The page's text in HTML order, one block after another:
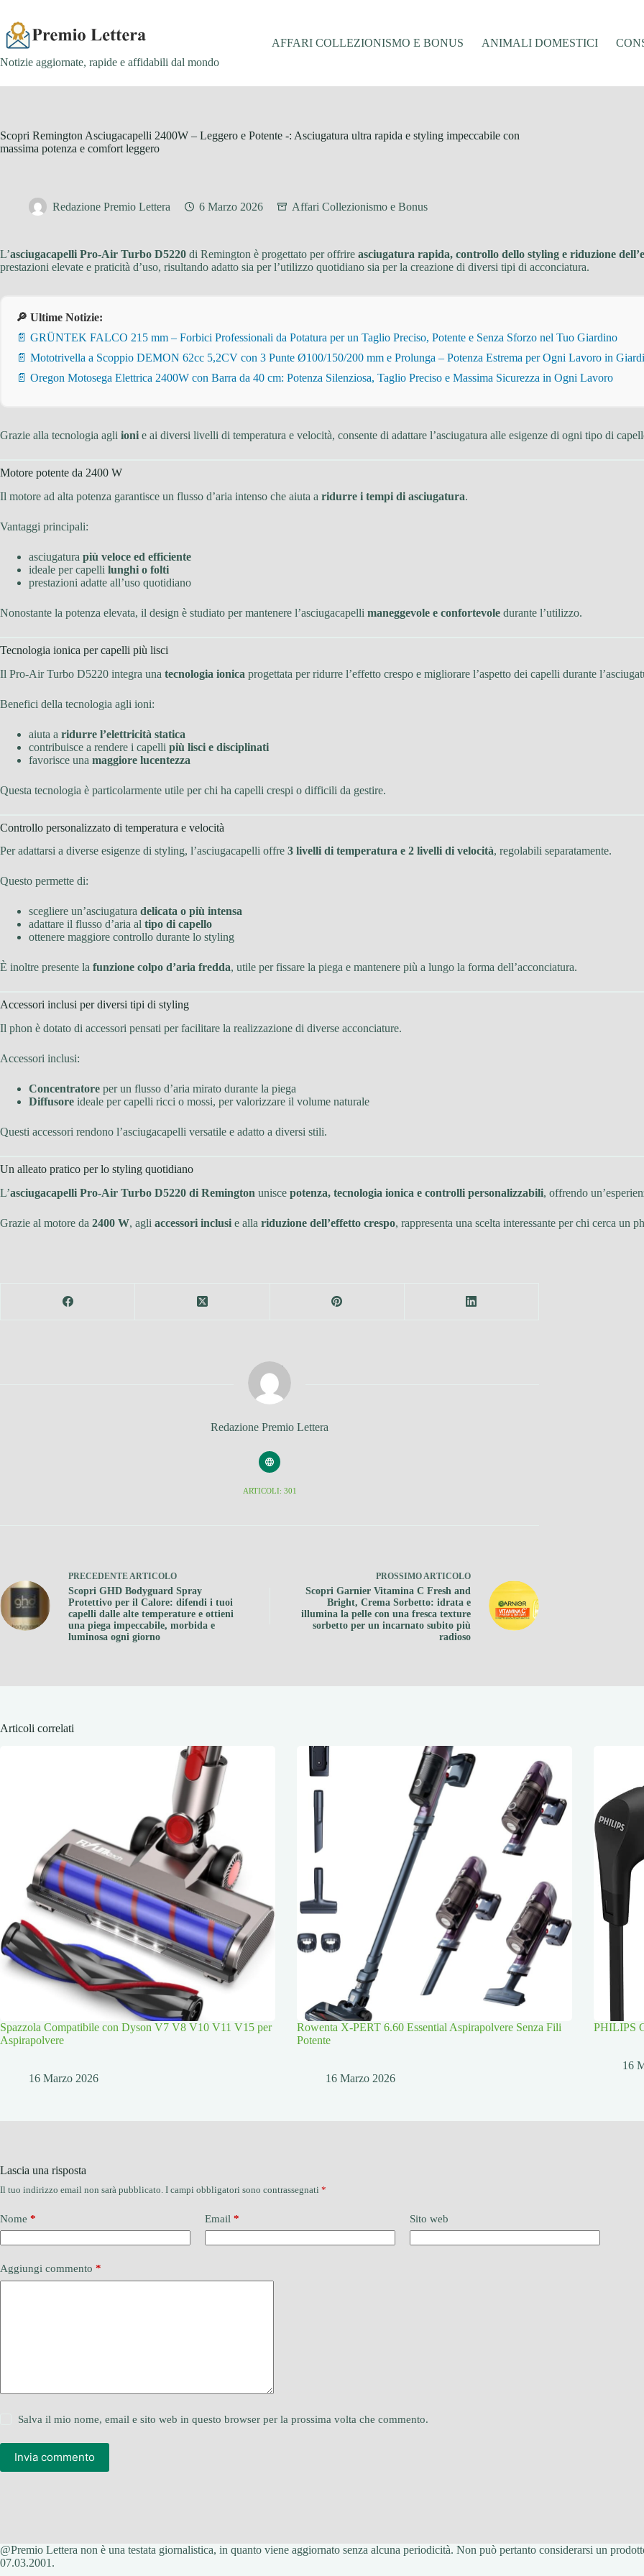
contenuto
Notizie aggiornate, rapide e affidabili dal mondo
AFFARI COLLEZIONISMO E BONUS ANIMALI DOMESTICI
Scopri Remington Asciugacapelli 2400W – Leggero e Potente -: Asciugatura ultra rapida e styling impeccabile con
massima potenza e comfort leggero
Redazione Premio Lettera 6 Marzo 2026 Affari Collezionismo e Bonus
L’asciugacapelli Pro-Air Turbo D5220 di Remington è progettato per offrire asciugatura rapida, controllo dello styling e riduzione
prestazioni elevate e praticità d’uso, risultando adatto sia per l’utilizzo quotidiano sia per la creazione di diversi tipi di acconciatura.
🔎 Ultime Notizie:
📄 GRÜNTEK FALCO 215 mm – Forbici Professionali da Potatura per un Taglio Preciso, Potente e Senza Sforzo nel Tuo Giardino
📄 Mototrivella a Scoppio DEMON 62cc 5,2CV con 3 Punte Ø100/150/200 mm e Prolunga – Potenza Estrema per Ogni Lavoro in
📄 Oregon Motosega Elettrica 2400W con Barra da 40 cm: Potenza Silenziosa, Taglio Preciso e Massima Sicurezza in Ogni Lavoro
Grazie alla tecnologia agli ioni e ai diversi livelli di temperatura e velocità, consente di adattare l’asciugatura alle esigenze di ogni tipo di
Motore potente da 2400 W
Il motore ad alta potenza garantisce un flusso d’aria intenso che aiuta a ridurre i tempi di asciugatura.
Vantaggi principali:
asciugatura più veloce ed efficiente
ideale per capelli lunghi o folti
prestazioni adatte all’uso quotidiano
Nonostante la potenza elevata, il design è studiato per mantenere l’asciugacapelli maneggevole e confortevole durante l’utilizzo.
Tecnologia ionica per capelli più lisci
Il Pro-Air Turbo D5220 integra una tecnologia ionica progettata per ridurre l’effetto crespo e migliorare l’aspetto dei capelli durante
Benefici della tecnologia agli ioni:
aiuta a ridurre l’elettricità statica
contribuisce a rendere i capelli più lisci e disciplinati
favorisce una maggiore lucentezza
Questa tecnologia è particolarmente utile per chi ha capelli crespi o difficili da gestire.
Controllo personalizzato di temperatura e velocità
Per adattarsi a diverse esigenze di styling, l’asciugacapelli offre 3 livelli di temperatura e 2 livelli di velocità, regolabili separatamente.
Questo permette di:
scegliere un’asciugatura delicata o più intensa
adattare il flusso d’aria al tipo di capello
ottenere maggiore controllo durante lo styling
È inoltre presente la funzione colpo d’aria fredda, utile per fissare la piega e mantenere più a lungo la forma dell’acconciatura.
Accessori inclusi per diversi tipi di styling
Il phon è dotato di accessori pensati per facilitare la realizzazione di diverse acconciature.
Accessori inclusi:
Concentratore per un flusso d’aria mirato durante la piega
Diffusore ideale per capelli ricci o mossi, per valorizzare il volume naturale
Questi accessori rendono l’asciugacapelli versatile e adatto a diversi stili.
Un alleato pratico per lo styling quotidiano
L’asciugacapelli Pro-Air Turbo D5220 di Remington unisce potenza, tecnologia ionica e controlli personalizzabili, offrendo
Grazie al motore da 2400 W, agli accessori inclusi e alla riduzione dell’effetto crespo, rappresenta una scelta interessante per chi cerca
Redazione Premio Lettera
ARTICOLI: 301
PRECEDENTEARTICOLO
Scopri GHD Bodyguard Spray
Protettivo per il Calore: difendi i tuoi
capelli dalle alte temperature e ottieni
una piega impeccabile, morbida e
luminosa ogni giorno
PROSSIMOARTICOLO
Scopri Garnier Vitamina C Fresh and
Bright, Crema Sorbetto: idrata e
illumina la pelle con una fresca texture
sorbetto per un incarnato subito più
radioso
Articoli correlati
Spazzola Compatibile con Dyson V7 V8 V10 V11 V15 per
Aspirapolvere
16 Marzo 2026
Rowenta X-PERT 6.60 Essential Aspirapolvere Senza Fili
Potente
16 Marzo 2026
PHILIPS
16
Lascia una risposta
Il tuo indirizzo email non sarà pubblicato. I campi obbligatori sono contrassegnati *
Nome * Email * Sito web
Aggiungi commento *
Salva il mio nome, email e sito web in questo browser per la prossima volta che commento.
Invia commento
@Premio Lettera non è una testata giornalistica, in quanto viene aggiornato senza alcuna periodicità. Non può pertanto considerarsi un
07.03.2001.